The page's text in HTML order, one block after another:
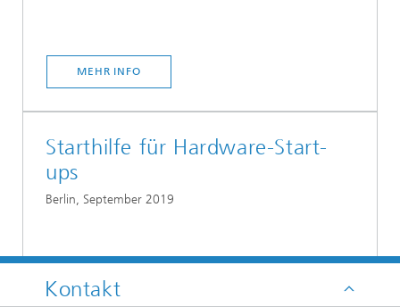
MEHR INFO
Starthilfe für Hardware-Start-
ups
Berlin, September 2019
MEHR INFO
Kontakt